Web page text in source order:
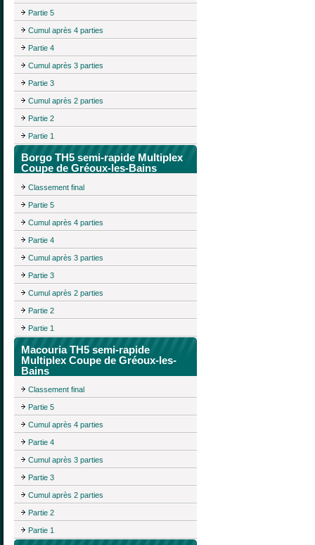
Partie 5
Cumul après 4 parties
Partie 4
Cumul après 3 parties
Partie 3
Cumul après 2 parties
Partie 2
Partie 1
Borgo TH5 semi-rapide Multiplex
Coupe de Gréoux-les-Bains
Classement final
Partie 5
Cumul après 4 parties
Partie 4
Cumul après 3 parties
Partie 3
Cumul après 2 parties
Partie 2
Partie 1
Macouria TH5 semi-rapide
Multiplex Coupe de Gréoux-les-
Bains
Classement final
Partie 5
Cumul après 4 parties
Partie 4
Cumul après 3 parties
Partie 3
Cumul après 2 parties
Partie 2
Partie 1